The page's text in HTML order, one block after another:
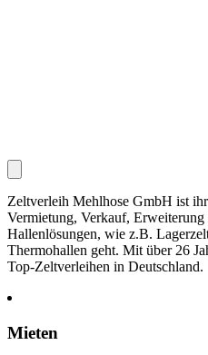
Zeltverleih Mehlhose GmbH ist
Vermietung, Verkauf,
Hallenlösungen, wie z.B.
Thermohallen geht. Mit über 26
Top-Zeltverleihen in Deutschland.
Mieten